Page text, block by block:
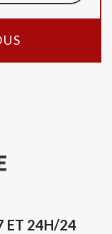
ET 24H/24